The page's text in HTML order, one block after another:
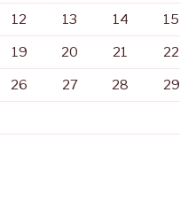
12 13 14 15
19 20 21 22
26 27 28 29